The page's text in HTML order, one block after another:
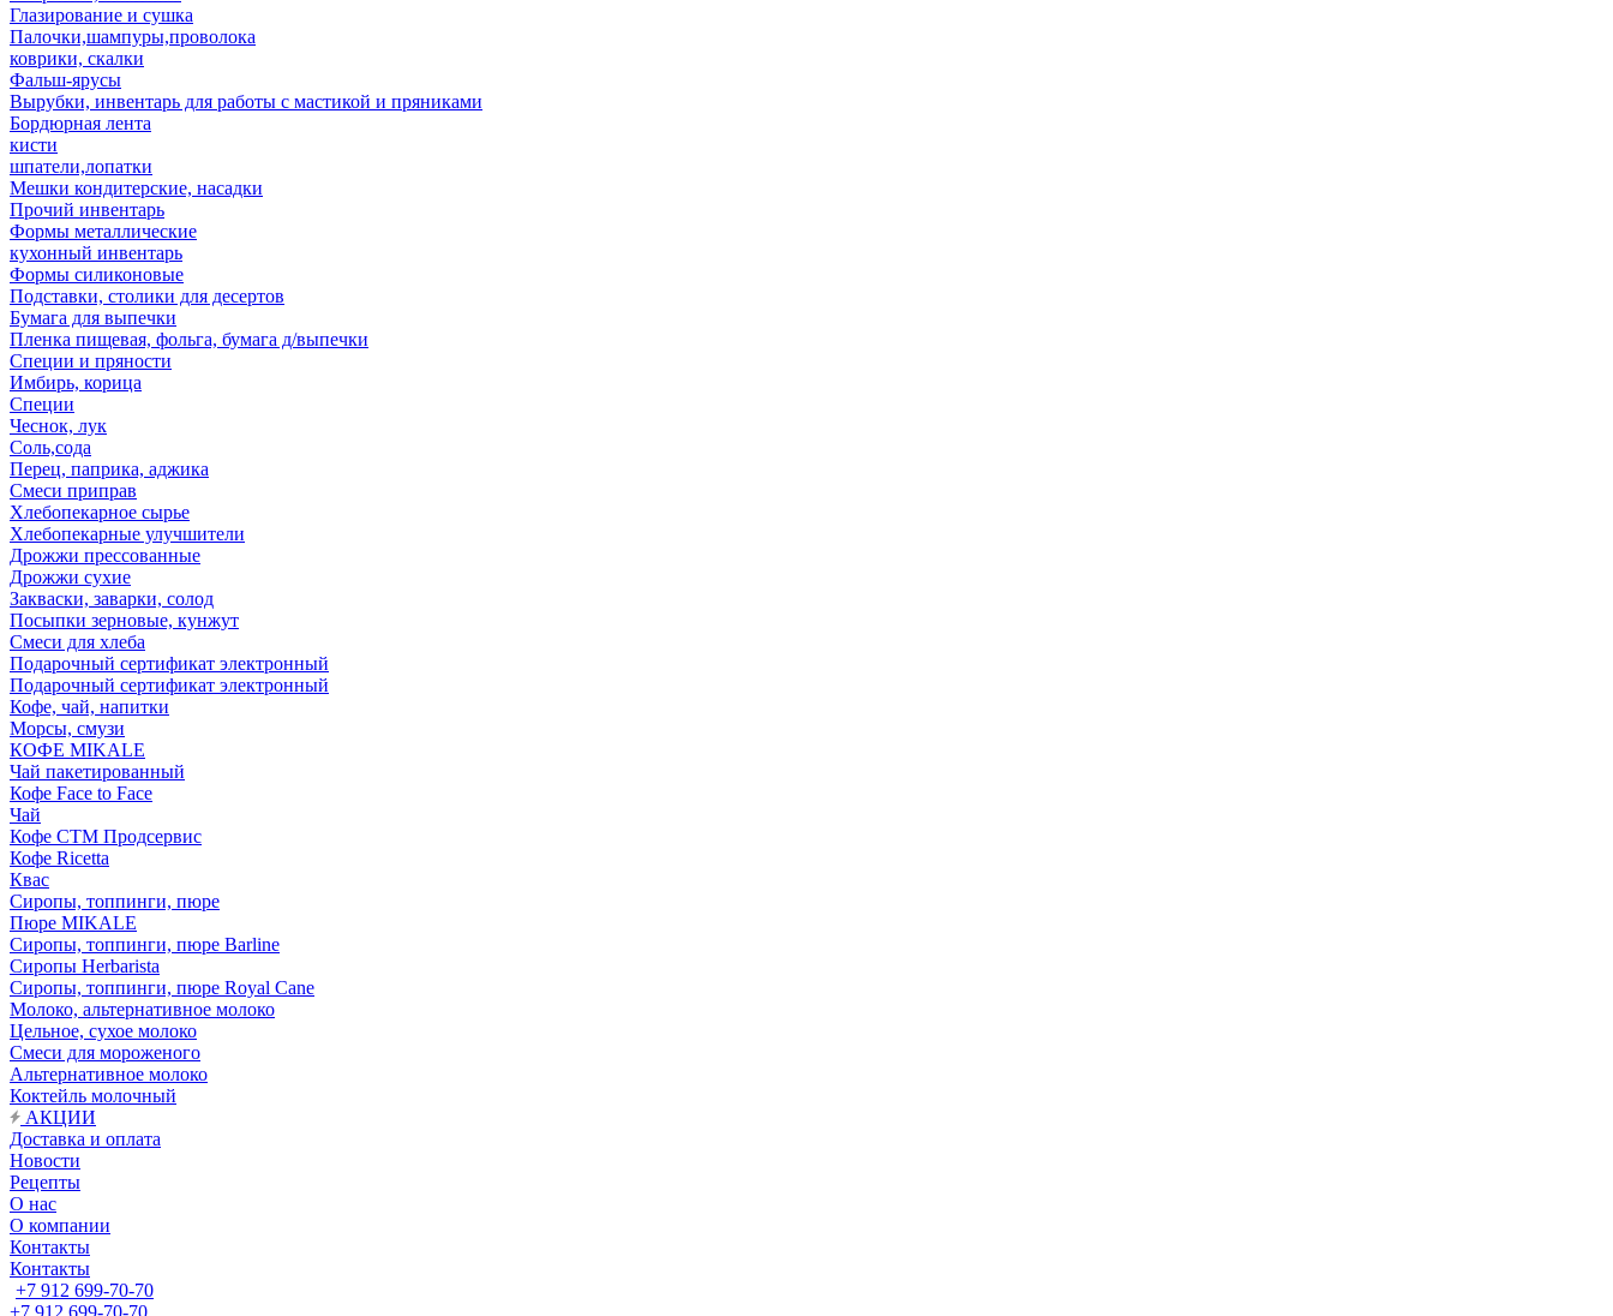
Глазирование и сушка
Палочки,шампуры,проволока
коврики, скалки
Фальш-ярусы
Вырубки, инвентарь для работы с мастикой и пряниками
Бордюрная лента
кисти
шпатели,лопатки
Мешки кондитерские, насадки
Прочий инвентарь
Формы металлические
кухонный инвентарь
Формы силиконовые
Подставки, столики для десертов
Бумага для выпечки
Пленка пищевая, фольга, бумага д/выпечки
Специи и пряности
Имбирь, корица
Специи
Чеснок, лук
Соль,сода
Перец, паприка, аджика
Смеси приправ
Хлебопекарное сырье
Хлебопекарные улучшители
Дрожжи прессованные
Дрожжи сухие
Закваски, заварки, солод
Посыпки зерновые, кунжут
Смеси для хлеба
Подарочный сертификат электронный
Подарочный сертификат электронный
Кофе, чай, напитки
Морсы, смузи
КОФЕ MIKALE
Чай пакетированный
Кофе Face to Face
Чай
Кофе СТМ Продсервис
Кофе Ricetta
Квас
Сиропы, топпинги, пюре
Пюре MIKALE
Сиропы, топпинги, пюре Barline
Сиропы Herbarista
Сиропы, топпинги, пюре Royal Cane
Молоко, альтернативное молоко
Цельное, сухое молоко
Смеси для мороженого
Альтернативное молоко
Коктейль молочный
АКЦИИ
Доставка и оплата
Новости
Рецепты
О нас
О компании
Контакты
Контакты
+7 912 699-70-70
+7 912 699-70-70